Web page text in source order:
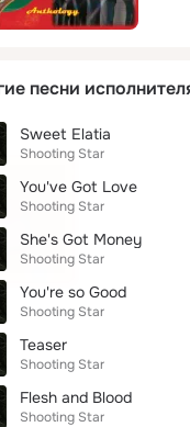
песни
Sweet Elatia
Shooting Star
You've Got Love
Shooting Star
She's Got Money
Shooting Star
You're so Good
Shooting Star
Teaser
Shooting Star
Flesh and Blood
Shooting Star